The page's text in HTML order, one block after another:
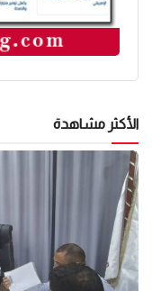
الأكثر مشاهدة